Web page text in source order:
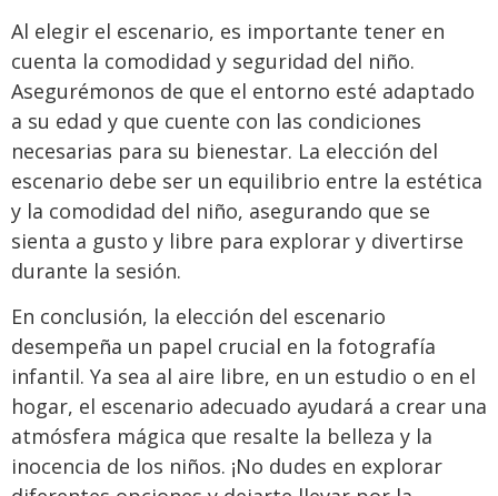
Al elegir el escenario, es importante tener en
cuenta la comodidad y seguridad del niño.
Asegurémonos de que el entorno esté adaptado
a su edad y que cuente con las condiciones
necesarias para su bienestar. La elección del
escenario debe ser un equilibrio entre la estética
y la comodidad del niño, asegurando que se
sienta a gusto y libre para explorar y divertirse
durante la sesión.
En conclusión, la elección del escenario
desempeña un papel crucial en la fotografía
infantil. Ya sea al aire libre, en un estudio o en el
hogar, el escenario adecuado ayudará a crear una
atmósfera mágica que resalte la belleza y la
inocencia de los niños. ¡No dudes en explorar